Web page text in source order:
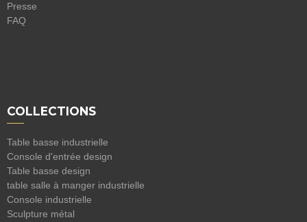
Presse
FAQ
COLLECTIONS
Table basse industrielle
Console d'entrée design
Table basse design
table salle à manger industrielle
Console industrielle
Sculpture métal